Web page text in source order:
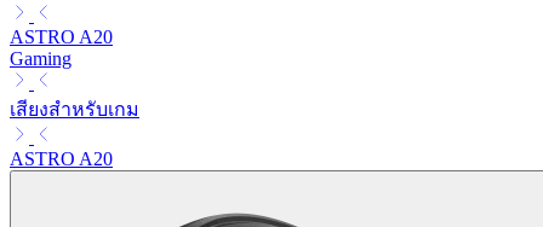
ASTRO A20
Gaming
เสียงสำหรับเกม
ASTRO A20